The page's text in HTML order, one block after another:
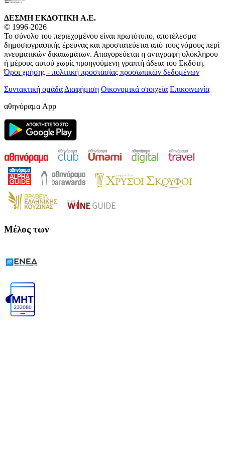
ΔΕΣΜΗ ΕΚΔΟΤΙΚΗ A.E.
© 1996-2026
Το σύνολο του περιεχομένου είναι πρωτότυπο, αποτέλεσμα
δημοσιογραφικής έρευνας και προστατεύεται από τους νόμους περί
πνευματικών δικαιωμάτων. Απαγορεύεται η αντιγραφή ολόκληρου
ή μέρους αυτού χωρίς προηγούμενη γραπτή άδεια του Εκδότη.
Όροι χρήσης - πολιτική προστασίας προσωπικών δεδομένων
Συντακτική ομάδα Διαφήμιση Οικονομικά στοιχεία Επικοινωνία
αθηνόραμα App
Μέλος των